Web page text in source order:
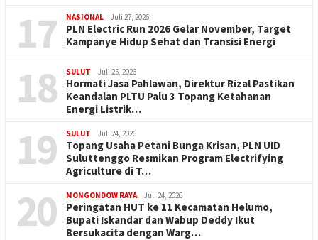
17 NASIONAL Juli 27, 2026
PLN Electric Run 2026 Gelar November, Target
Kampanye Hidup Sehat dan Transisi Energi
18 SULUT Juli 25, 2026
Hormati Jasa Pahlawan, Direktur Rizal Pastikan
Keandalan PLTU Palu 3 Topang Ketahanan
Energi Listrik…
19 SULUT Juli 24, 2026
Topang Usaha Petani Bunga Krisan, PLN UID
Suluttenggo Resmikan Program Electrifying
Agriculture di T…
20 MONGONDOW RAYA Juli 24, 2026
Peringatan HUT ke 11 Kecamatan Helumo,
Bupati Iskandar dan Wabup Deddy Ikut
Bersukacita dengan Warg…